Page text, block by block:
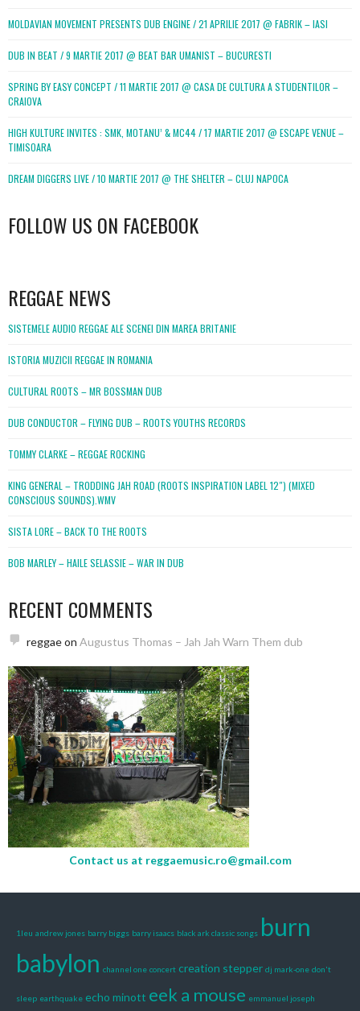
MOLDAVIAN MOVEMENT PRESENTS DUB ENGINE / 21 APRILIE 2017 @ FABRIK – IASI
DUB IN BEAT / 9 MARTIE 2017 @ BEAT BAR UMANIST – BUCURESTI
SPRING BY EASY CONCEPT / 11 MARTIE 2017 @ CASA DE CULTURA A STUDENTILOR –
CRAIOVA
HIGH KULTURE INVITES : SMK, MOTANU’ & MC44 / 17 MARTIE 2017 @ ESCAPE VENUE –
TIMISOARA
DREAM DIGGERS LIVE / 10 MARTIE 2017 @ THE SHELTER – CLUJ NAPOCA
FOLLOW US ON FACEBOOK
REGGAE NEWS
SISTEMELE AUDIO REGGAE ALE SCENEI DIN MAREA BRITANIE
ISTORIA MUZICII REGGAE IN ROMANIA
CULTURAL ROOTS – MR BOSSMAN DUB
DUB CONDUCTOR – FLYING DUB – ROOTS YOUTHS RECORDS
TOMMY CLARKE – REGGAE ROCKING
KING GENERAL – TRODDING JAH ROAD (ROOTS INSPIRATION LABEL 12″) (MIXED
CONSCIOUS SOUNDS).WMV
SISTA LORE – BACK TO THE ROOTS
BOB MARLEY – HAILE SELASSIE – WAR IN DUB
RECENT COMMENTS
reggaeon Augustus Thomas – Jah Jah Warn Them dub
Contact us at reggaemusic.ro@gmail.com
1leu andrew jones barry biggs barry isaacs black ark classic songs burn
babylon channel one concert creation stepper dj mark-one don't
sleep earthquake echo minott eek a mouse emmanuel joseph